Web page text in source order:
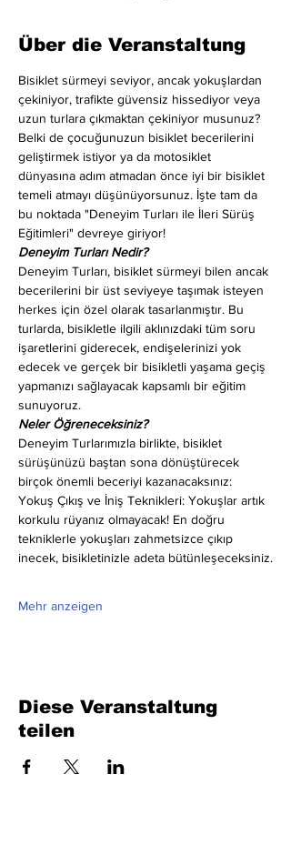
Über die Veranstaltung
Bisiklet sürmeyi seviyor, ancak yokuşlardan
çekiniyor, trafikte güvensiz hissediyor veya
uzun turlara çıkmaktan çekiniyor musunuz?
Belki de çocuğunuzun bisiklet becerilerini
geliştirmek istiyor ya da motosiklet
dünyasına adım atmadan önce iyi bir bisiklet
temeli atmayı düşünüyorsunuz. İşte tam da
bu noktada "Deneyim Turları ile İleri Sürüş
Eğitimleri" devreye giriyor!
Deneyim Turları Nedir?
Deneyim Turları, bisiklet sürmeyi bilen ancak
becerilerini bir üst seviyeye taşımak isteyen
herkes için özel olarak tasarlanmıştır. Bu
turlarda, bisikletle ilgili aklınızdaki tüm soru
işaretlerini giderecek, endişelerinizi yok
edecek ve gerçek bir bisikletli yaşama geçiş
yapmanızı sağlayacak kapsamlı bir eğitim
sunuyoruz.
Neler Öğreneceksiniz?
Deneyim Turlarımızla birlikte, bisiklet
sürüşünüzü baştan sona dönüştürecek
birçok önemli beceriyi kazanacaksınız:
Yokuş Çıkış ve İniş Teknikleri: Yokuşlar artık
korkulu rüyanız olmayacak! En doğru
tekniklerle yokuşları zahmetsizce çıkıp
inecek, bisikletinizle adeta bütünleşeceksiniz.
Mehr anzeigen
Diese Veranstaltung
teilen